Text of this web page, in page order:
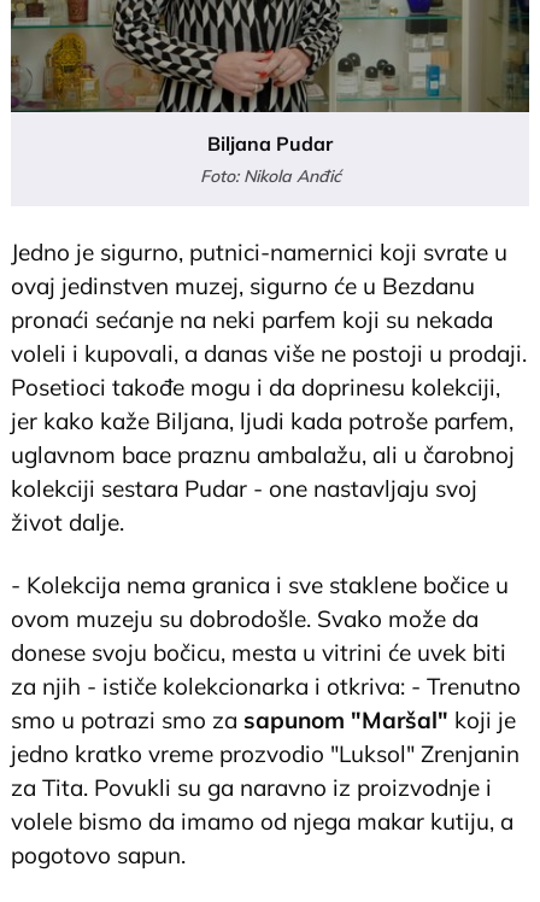
Biljana Pudar
Foto: Nikola Anđić
Jedno je sigurno, putnici-namernici koji svrate u
ovaj jedinstven muzej, sigurno će u Bezdanu
pronaći sećanje na neki parfem koji su nekada
voleli i kupovali, a danas više ne postoji u prodaji.
Posetioci takođe mogu i da doprinesu kolekciji,
jer kako kaže Biljana, ljudi kada potroše parfem,
uglavnom bace praznu ambalažu, ali u čarobnoj
kolekciji sestara Pudar - one nastavljaju svoj
život dalje.
- Kolekcija nema granica i sve staklene bočice u
ovom muzeju su dobrodošle. Svako može da
donese svoju bočicu, mesta u vitrini će uvek biti
za njih - ističe kolekcionarka i otkriva: - Trenutno
smo u potrazi smo za sapunom "Maršal" koji je
jedno kratko vreme prozvodio "Luksol" Zrenjanin
za Tita. Povukli su ga naravno iz proizvodnje i
volele bismo da imamo od njega makar kutiju, a
pogotovo sapun.